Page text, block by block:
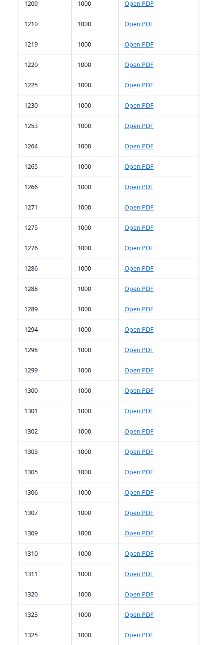
1209 1000 Open PDF
1210 1000 Open PDF
1219 1000 Open PDF
1220 1000 Open PDF
1225 1000 Open PDF
1230 1000 Open PDF
1253 1000 Open PDF
1264 1000 Open PDF
1265 1000 Open PDF
1266 1000 Open PDF
1271 1000 Open PDF
1275 1000 Open PDF
1276 1000 Open PDF
1286 1000 Open PDF
1288 1000 Open PDF
1289 1000 Open PDF
1294 1000 Open PDF
1298 1000 Open PDF
1299 1000 Open PDF
1300 1000 Open PDF
1301 1000 Open PDF
1302 1000 Open PDF
1303 1000 Open PDF
1305 1000 Open PDF
1306 1000 Open PDF
1307 1000 Open PDF
1309 1000 Open PDF
1310 1000 Open PDF
1311 1000 Open PDF
1320 1000 Open PDF
1323 1000 Open PDF
1325 1000 Open PDF